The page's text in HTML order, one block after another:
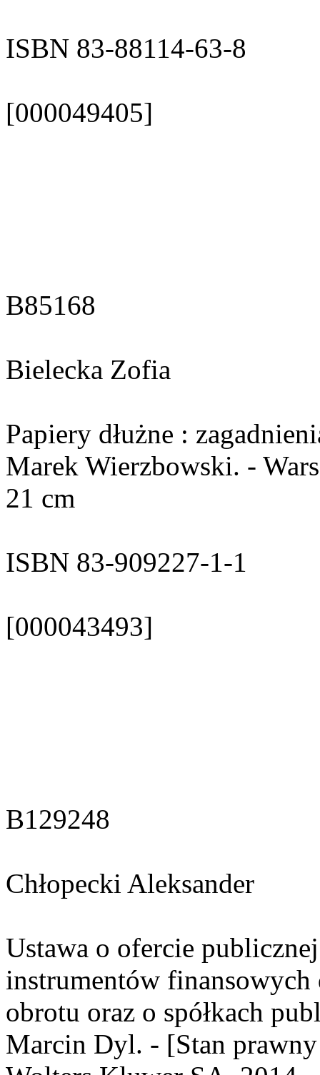
ISBN 83-88114-63-8
[000049405]
B85168
Bielecka Zofia
Papiery dłużne :
Marek Wierzbowski. -
21 cm
ISBN 83-909227-1-1
[000043493]
B129248
Chłopecki Aleksander
Ustawa o ofercie
instrumentów finansowych
obrotu oraz o spółkach
Marcin Dyl. - [Stan